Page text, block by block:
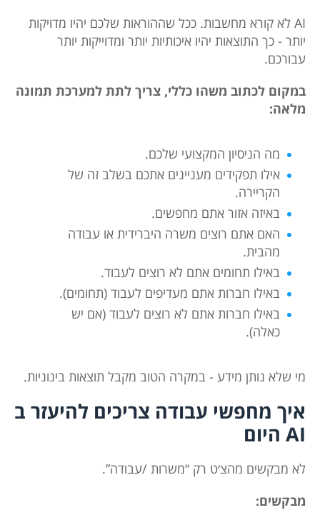
AI לא קורא מחשבות. ככל שההוראות שלכם יהיו מדויקות
יותר - כך התוצאות יהיו איכותיות יותר ומדוייקות יותר
עבורכם.
במקום לכתוב משהו כללי, צריך לתת למערכת תמונה
מלאה:
מה הניסיון המקצועי שלכם.
אילו תפקידים מעניינים אתכם בשלב זה של
הקריירה.
באיזה אזור אתם מחפשים.
האם אתם רוצים משרה היברידית או עבודה
מהבית.
באילו תחומים אתם לא רוצים לעבוד.
באילו חברות אתם מעדיפים לעבוד (תחומים).
באילו חברות אתם לא רוצים לעבוד (אם יש
כאלה).
מי שלא נותן מידע - במקרה הטוב מקבל תוצאות בינוניות.
איך מחפשי עבודה צריכים להיעזר ב
AI היום
לא מבקשים מהצ׳ט רק “משרות /עבודה”.
מבקשים: